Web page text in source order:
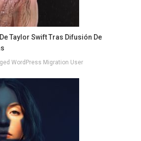
Taylor Swift Tras Difusión De
WordPress Migration User